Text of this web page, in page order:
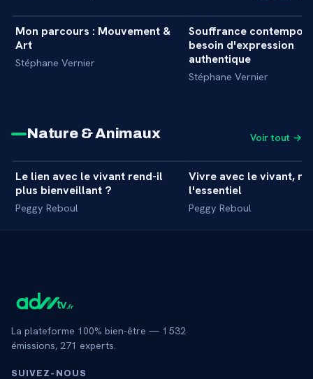
INTERVIEW +
Mon parcours : Mouvement &
Art
Stéphane Vernier
INTERVIEW
Souffrance
besoin d'expression
authentique
Stéphane Vernier
Nature & Animaux Voir tout →
INTERVIEW +
Le lien avec le vivant rend-il
plus bienveillant ?
Peggy Reboul
INTERVIEW
Vivre avec le vivant,
l'essentiel
Peggy Reboul
La plateforme 100% bien-être — 1 532
émissions, 271 experts.
SUIVEZ‑NOUS